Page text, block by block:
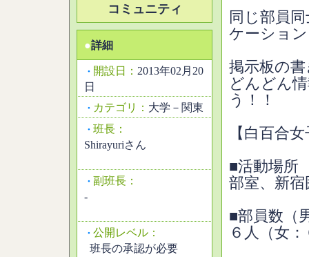
コミュニティ
●詳細
・ 開設日： 2013年02月20
日
・ カテゴリ： 大学－関東
・ 班長：
Shirayuriさん
・ 副班長：
-
・ 公開レベル：
班長の承認が必要
同じ部員
ケーショ
掲示板の
どんどん
う！！
【白百合
■活動場所
部室、新
■部員数（
６人（女